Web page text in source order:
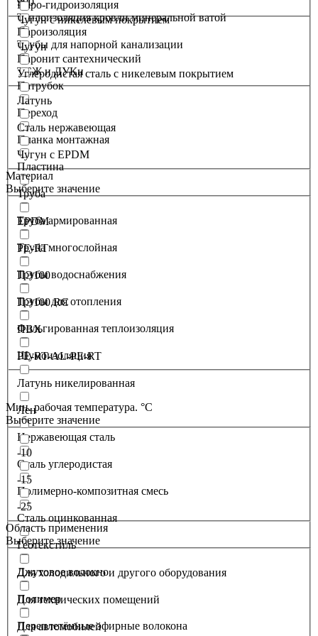
Теплоизоляция кровли минеральной ватой
Трубы для напорной канализации
ТСЖ и ДУКи
Паро-гидроизоляция
Пароизоляция
Паронит сантехнический
Патрубок
Переход
Планка монтажная
Пластина
Труба
Труба армированная
Труба многослойная
Трубы водоснабжения
Трубы для отопления
Фольгированная теплоизоляция
Шумоизоляция
Чугун с никелевым покрытием
Чугун
Углеродистая сталь с никелевым покрытием
Латунь
Сталь нержавеющая
Чугун с EPDM
Материал
Выберите значение
EPDM
PE-RT
ПЭ100
ПЭ100 RC
ПВХ
PE-RT-AL-PE-RT
Латунь никелированная
Лен
Нержавеющая сталь
Сталь углеродистая
Полимерно-композитная смесь
Сталь оцинкованная
Геотекстиль
Джутовое волокно
Полимер
Переплетённые эфирные волокона
Мин. рабочая температура. °С
Выберите значение
-10
-15
-25
Область применения
Выберите значение
Для холодильного и другого оборудования
Для технических помещений
Для автомобилей